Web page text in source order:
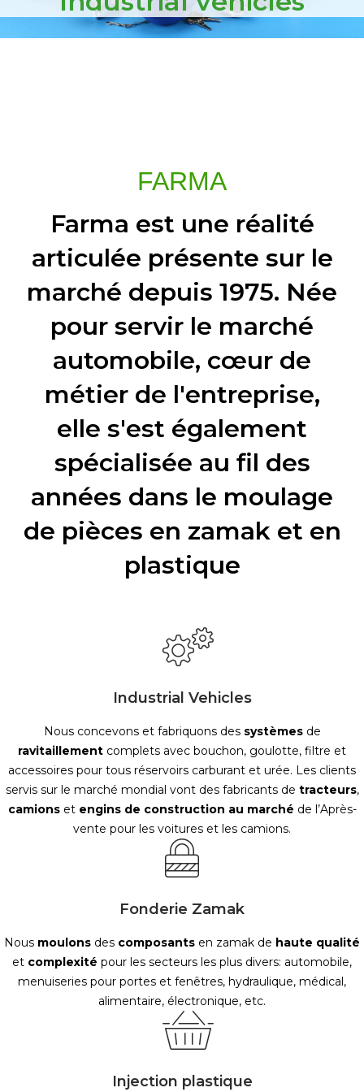
FARMA
Farma est une réalité
articulée présente sur le
marché depuis 1975. Née
pour servir le marché
automobile, cœur de
métier de l'entreprise,
elle s'est également
spécialisée au fil des
années dans le moulage
de pièces en zamak et en
plastique
Industrial Vehicles
Nous concevons et fabriquons des systèmesde
ravitaillement complets avec bouchon, goulotte, filtre et
accessoires pour tous réservoirs carburant et urée. Les clients
servis sur le marché mondial vont des fabricants de tracteurs,
camionset engins de construction au marché de l’Après-
vente pour les voitures et les camions.
Fonderie Zamak
Nous moulons des composants en zamak de haute qualité
et complexité pour les secteurs les plus divers: automobile,
menuiseries pour portes et fenêtres, hydraulique, médical,
alimentaire, électronique, etc.
Injection plastique